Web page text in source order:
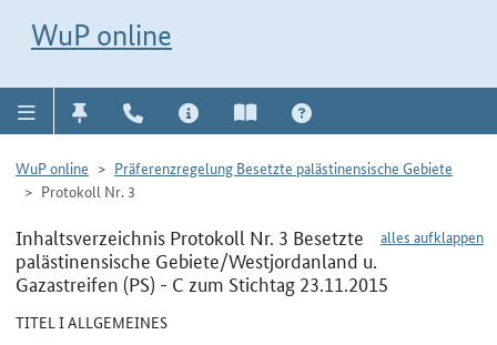
WuP online
WuP online
Präferenzregelung Besetzte palästinensische Gebiete
Protokoll Nr. 3
alles aufklappen
Inhaltsverzeichnis Protokoll Nr. 3 Besetzte
palästinensische Gebiete/Westjordanland u.
Gazastreifen (PS) - C zum Stichtag 23.11.2015
TITEL I ALLGEMEINES